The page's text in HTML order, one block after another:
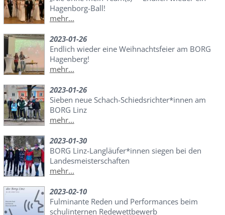
Hagenborg-Ball!
mehr...
2023-01-26
Endlich wieder eine Weihnachtsfeier am BORG
Hagenberg!
mehr...
2023-01-26
Sieben neue Schach-Schiedsrichter*innen am
BORG Linz
mehr...
2023-01-30
BORG Linz-Langläufer*innen siegen bei den
Landesmeisterschaften
mehr...
2023-02-10
Fulminante Reden und Performances beim
schulinternen Redewettbewerb